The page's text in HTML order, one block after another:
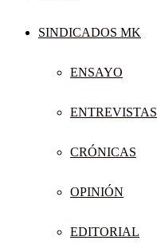
SINDICADOS MK
ENSAYO
ENTREVISTAS
CRÓNICAS
OPINIÓN
EDITORIAL